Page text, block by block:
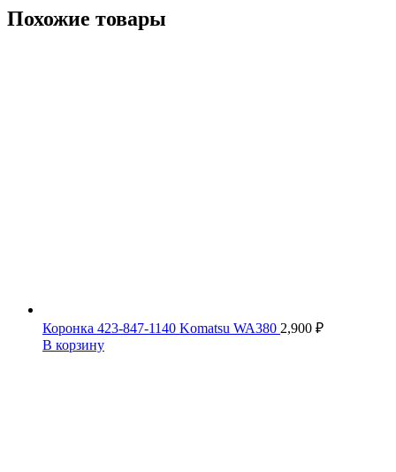
Похожие товары
Коронка 423-847-1140 Komatsu WA380 2,900 ₽
В корзину